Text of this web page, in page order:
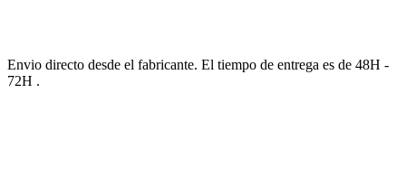
Envio directo desde el fabricante. El tiempo de entrega es de 48H -
72H .